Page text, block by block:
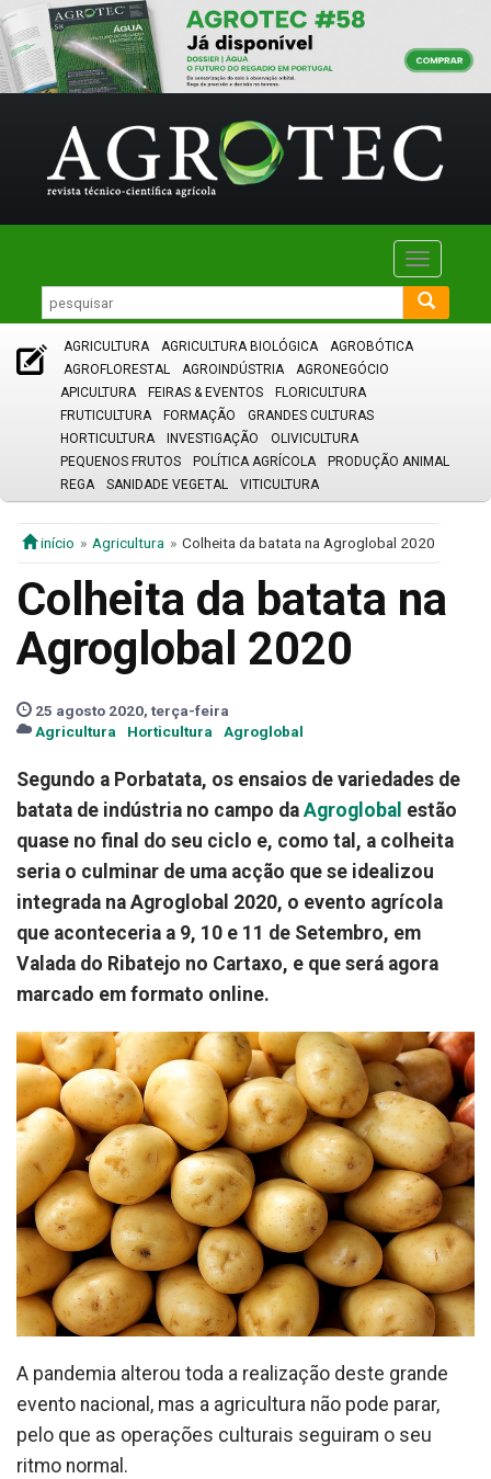
Toggle
AGRICULTURA AGRICULTURA BIOLÓGICA
AGROBÓTICA
AGROFLORESTAL
AGROINDÚSTRIA
AGRONEGÓCIO
APICULTURA
FEIRAS & EVENTOS
FLORICULTURA
FRUTICULTURA
FORMAÇÃO
GRANDES CULTURAS
HORTICULTURA
INVESTIGAÇÃO
OLIVICULTURA
PEQUENOS FRUTOS
POLÍTICA AGRÍCOLA
PRODUÇÃO ANIMAL
REGA
SANIDADE VEGETAL VITICULTURA
início Agricultura Colheita da batata na Agroglobal 2020
Colheita da batata na
Agroglobal 2020
25 agosto 2020, terça-feira
Agricultura
Horticultura Agroglobal
Segundo a Porbatata, os ensaios de variedades de
batata de indústria no campo da Agroglobal estão
quase no final do seu ciclo e, como tal, a colheita
seria o culminar de uma acção que se idealizou
integrada na Agroglobal 2020, o evento agrícola
que aconteceria a 9, 10 e 11 de Setembro, em
Valada do Ribatejo no Cartaxo, e que será agora
marcado em formato online.
A pandemia alterou toda a realização deste grande
evento nacional, mas a agricultura não pode parar,
pelo que as operações culturais seguiram o seu
ritmo normal.